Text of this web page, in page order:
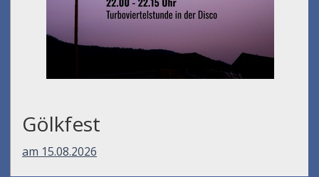
Gölkfest
am 15.08.2026